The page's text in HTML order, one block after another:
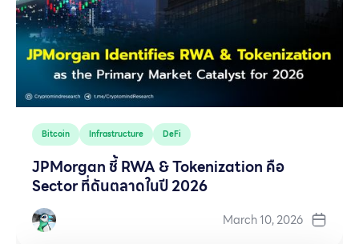
Bitcoin Infrastructure DeFi
JPMorgan ชี้ RWA & Tokenization คือ
Sector ที่ดันตลาดในปี 2026
March 10, 2026